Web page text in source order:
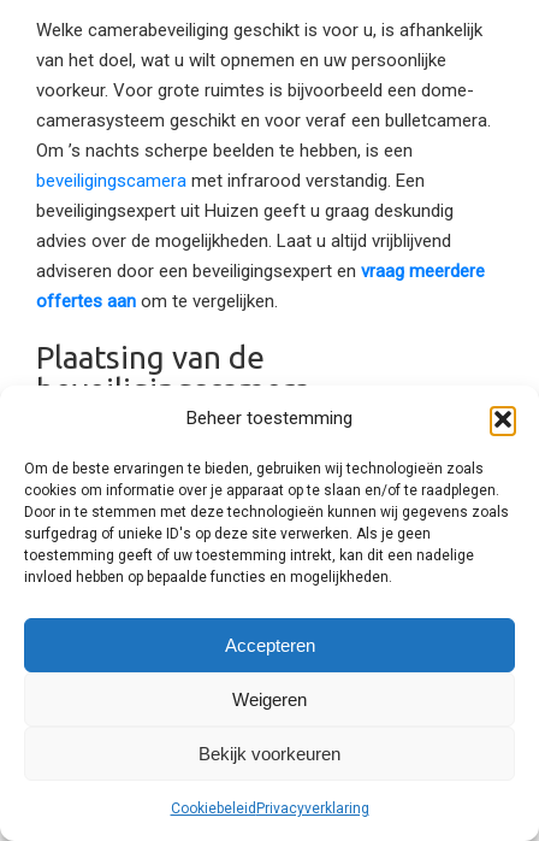
Beheer toestemming
Om de beste ervaringen te bieden, gebruiken wij technologieën zoals
cookies om informatie over je apparaat op te slaan en/of te raadplegen.
Door in te stemmen met deze technologieën kunnen wij gegevens zoals
surfgedrag of unieke ID's op deze site verwerken. Als je geen
toestemming geeft of uw toestemming intrekt, kan dit een nadelige
invloed hebben op bepaalde functies en mogelijkheden.
Accepteren
Weigeren
Bekijk voorkeuren
Cookiebeleid Privacyverklaring
Welke camerabeveiliging geschikt is voor u, is afhankelijk
van het doel, wat u wilt opnemen en uw persoonlijke
voorkeur. Voor grote ruimtes is bijvoorbeeld een dome-
camerasysteem geschikt en voor veraf een bulletcamera.
Om ’s nachts scherpe beelden te hebben, is een
beveiligingscamera met infrarood verstandig. Een
beveiligingsexpert uit Huizen geeft u graag deskundig
advies over de mogelijkheden. Laat u altijd vrijblijvend
adviseren door een beveiligingsexpert en vraag meerdere
offertes aan om te vergelijken.
Plaatsing van de
beveiligingscamera
beveiligingscamera wilt plaatsen. Natuurlijk wilt u zoveel
mogelijk beeld opnemen, daarom is de plaatsing in een
hoek of onder een afdak niet altijd verstandig. Particulieren
kiezen er meestal voor een plaatsing bij de voordeur en de
buitencamera’s geplaatst, maar ook binnencamera’s.
inventaris of de kassa in een winkel.
Binnen of buitencamera?
Wist u dat er beveiligingscamera’s speciaal voor binnen en